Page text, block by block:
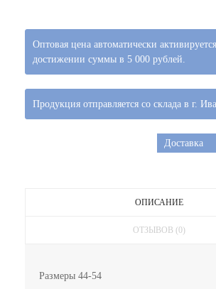
Оптовая цена автоматически
достижении суммы в 5 000 рублей.
Продукция отправляется со склада в г.
Доставка
ОПИСАНИЕ
ОТЗЫВОВ (0)
Размеры 44-54